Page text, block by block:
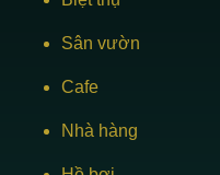
Sân vườn
Cafe
Nhà hàng